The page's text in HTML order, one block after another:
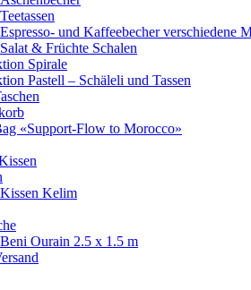
Teetassen
Espresso- und Kaffeebecher verschiedene
Salat & Früchte Schalen
Spirale
Pastell – Schäleli und Tassen
«Support-Flow to Morocco»
Kissen Kelim
Beni Ourain 2.5 x 1.5 m